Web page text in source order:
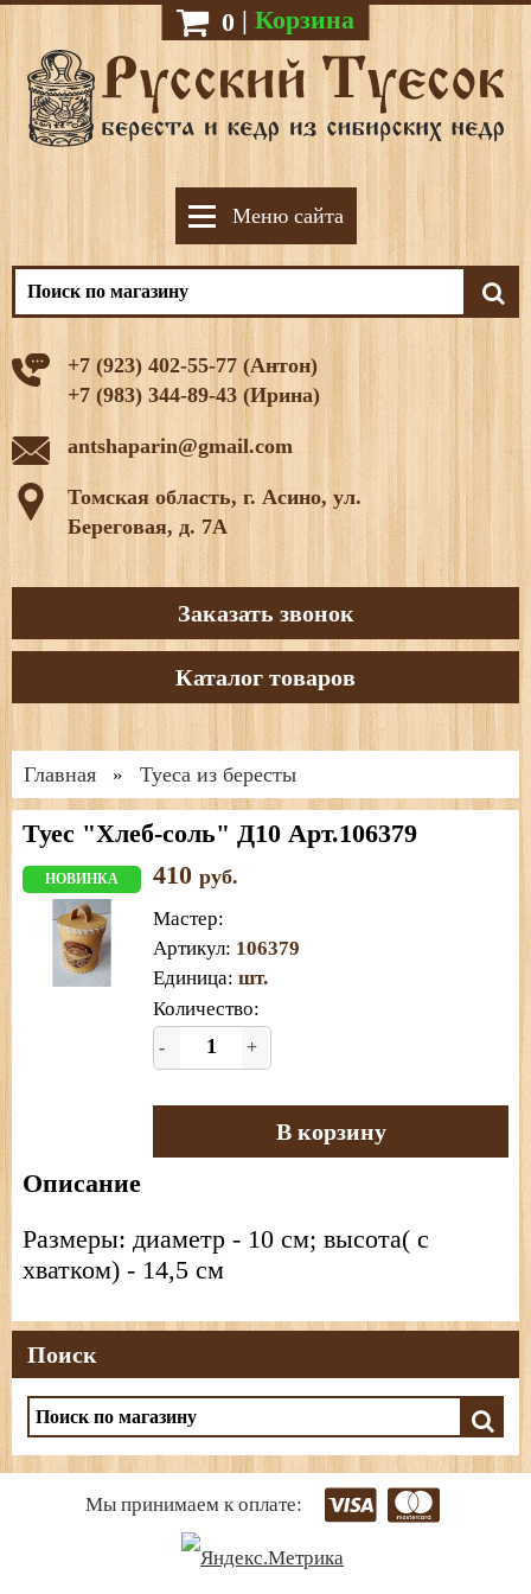
0 | Корзина
Меню сайта
+7 (923) 402-55-77 (Антон)
+7 (983) 344-89-43 (Ирина)
antshaparin@gmail.com
Томская область, г. Асино, ул.
Береговая, д. 7А
Заказать звонок
Каталог товаров
Главная » Туеса из бересты
Туес "Хлеб-соль" Д10 Арт.106379
НОВИНКА 410 руб.
Мастер:
Артикул: 106379
Единица: шт.
Количество:
- +
В корзину
Описание
Размеры: диаметр - 10 см; высота( с
хватком) - 14,5 см
Поиск
Мы принимаем к оплате: